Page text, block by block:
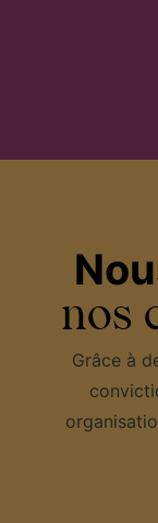
nos
Grâce à